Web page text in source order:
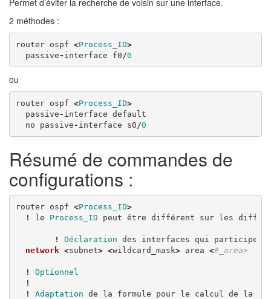
Permet d’éviter la recherche de voisin sur une interface.
2 méthodes :
router ospf <Process_ID>
passive - interface f0 /0
ou
router ospf <Process_ID>
passive - interface default
no
passive - interface s0 /0
Résumé de commandes de
configurations :
router ospf <Process_ID>
!
le Process_ID peut être différent sur les
! Déclaration des interfaces qui
network <subnet> <wildcard_mask> area <#_area>
!
Optionnel
!
!
Adaptation de la formule pour le calcul de la